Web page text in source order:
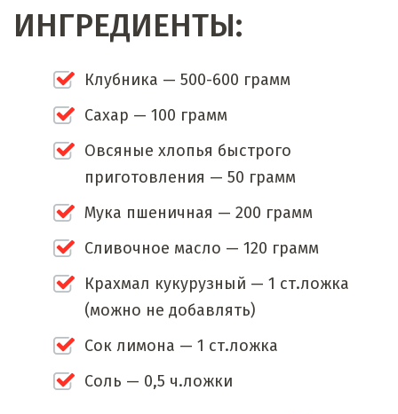
ИНГРЕДИЕНТЫ:
Клубника — 500-600 грамм
Сахар — 100 грамм
Овсяные хлопья быстрого
приготовления — 50 грамм
Мука пшеничная — 200 грамм
Сливочное масло — 120 грамм
Крахмал кукурузный — 1 ст.ложка
(можно не добавлять)
Сок лимона — 1 ст.ложка
Соль — 0,5 ч.ложки